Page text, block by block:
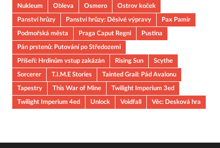
Nukleum
Obleva Osmero
Ostrov koček
Panství hrůzy
Panství hrůzy: Děsivé výpravy
Pax Pamir
Podmořská města
Praga Caput Regni
Pustina
Pán prstenů: Putování po Středozemi
Příšeří: Hrdinům vstup zakázán
Rising Sun
Scythe
Sorcerer
T.I.M.E Stories
Tainted Grail: Pád Avalonu
Tapestry
This War of Mine
Twilight Imperium 3ed
Twilight Imperium 4ed
Unlock Voidfall Věc: Desková hra